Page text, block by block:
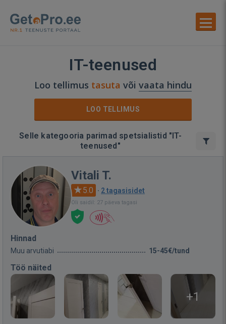
IT-teenused
Loo tellimus tasuta või vaata hindu
LOO TELLIMUS
Selle kategooria parimad spetsialistid "IT-
teenused"
Vitali T.
5.0 · 2 tagasisidet
Oli saidil: 27 päeva tagasi
Hinnad
Muu arvutiabi 15-45€/tund
Töö näited
+1